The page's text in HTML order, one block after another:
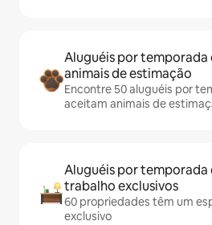
Aluguéis por temporada
animais de estimação
Encontre 50 aluguéis por
aceitam animais de
Aluguéis por temporada
trabalho exclusivos
60 propriedades têm um
exclusivo